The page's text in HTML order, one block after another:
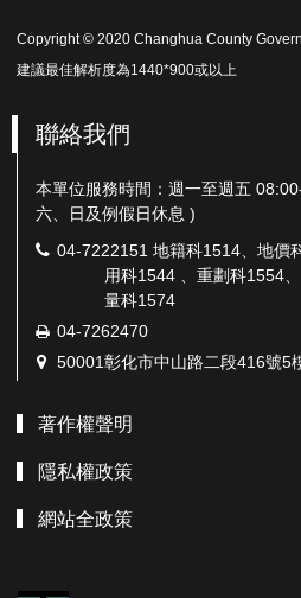
Copyright © 2020 Changhua County
建議最佳解析度為1440*900或以上
聯絡我們
本單位服務時間：週一至週五
六、日及例假日休息 )
電
04-7222151 地籍科1514、地價
用科1544 、重劃科1554
量科1574
傳
真：
04-7262470
地
50001彰化市中山路二段416號5
著作權聲明
隱私權政策
網站全政策